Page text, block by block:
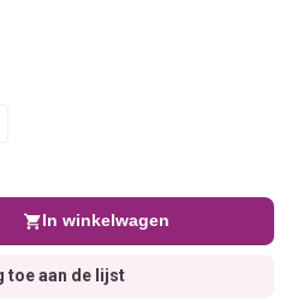
In winkelwagen
toe aan de lijst